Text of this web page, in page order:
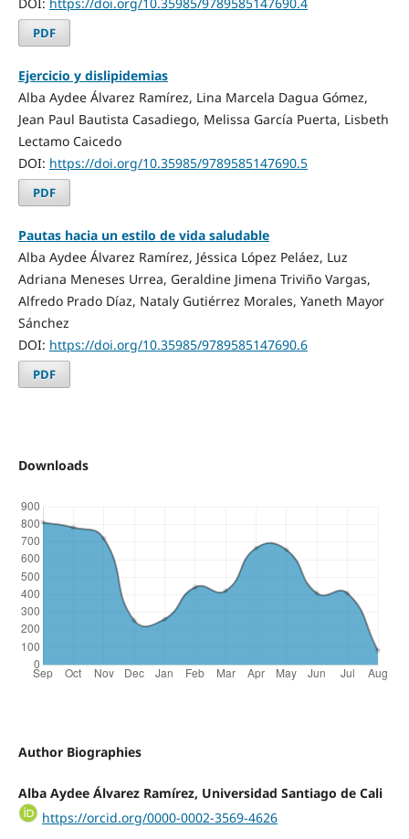
PDF
Ejercicio y dislipidemias
Alba Aydee Álvarez Ramírez, Lina Marcela Dagua Gómez,
Jean Paul Bautista Casadiego, Melissa García Puerta, Lisbeth
Lectamo Caicedo
DOI: https://doi.org/10.35985/9789585147690.5
PDF
Pautas hacia un estilo de vida saludable
Alba Aydee Álvarez Ramírez, Jéssica López Peláez, Luz
Adriana Meneses Urrea, Geraldine Jimena Triviño Vargas,
Alfredo Prado Díaz, Nataly Gutiérrez Morales, Yaneth Mayor
Sánchez
DOI: https://doi.org/10.35985/9789585147690.6
PDF
Downloads
Author Biographies
Alba Aydee Álvarez Ramírez, Universidad Santiago de Cali
https://orcid.org/0000-0002-3569-4626